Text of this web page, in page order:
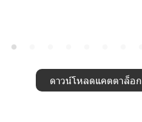
ดาวน์โหลดแคตตาล็อก